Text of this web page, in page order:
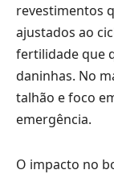
revestimentos
ajustados ao
fertilidade que
daninhas. No
talhão e foco
emergência.
O impacto no